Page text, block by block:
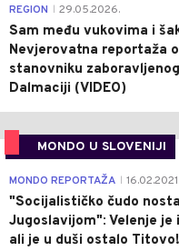
REGION 29.05.2026.
Sam među vukovima i
Nevjerovatna reportaža
stanovniku
Dalmaciji (VIDEO)
MONDO U SLOVENIJI
MONDO REPORTAŽA 16.02.2021.
"Socijalističko čudo
Jugoslavijom": Velenje je
ali je u duši ostalo Titovo!